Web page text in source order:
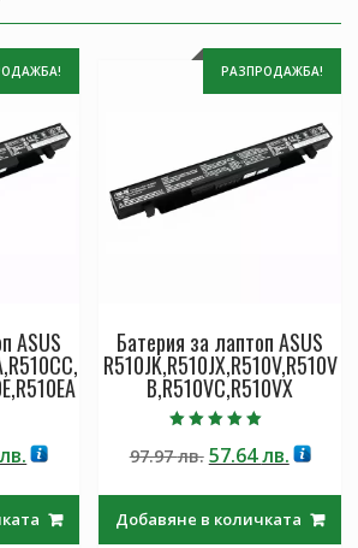
ASUS
лв.Текущата
57.64 лв..
РАЗПРОДАЖБА!
Батерия за лаптоп ASUS
R510JK,R510JX,R510V,R510V
B,R510VC,R510VX
5.00
от 5
97.97лв. Original
97.97 лв..
57.64лв.
57.64
Добавяне в количката